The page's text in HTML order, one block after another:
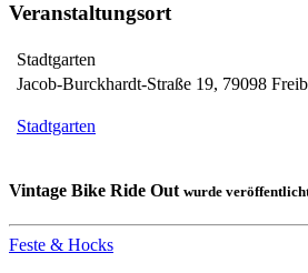
Veranstaltungsort
Stadtgarten
Jacob-Burckhardt-Straße 19, 79098
Stadtgarten
Vintage Bike Ride Out wurde
Feste & Hocks